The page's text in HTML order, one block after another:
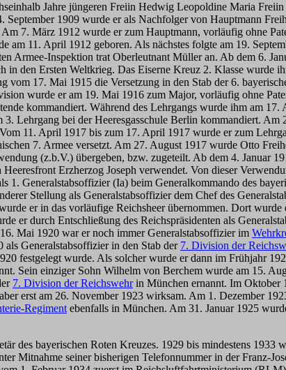
Jahre jüngeren Freiin Hedwig Leopoldine Maria
1909 wurde er als Nachfolger von Hauptmann
7. März 1912 wurde er zum Hauptmann, vorläufig ohne
am 11. April 1912 geboren. Als nächstes folgte am 19.
Armee-Inspektion trat Oberleutnant Müller an. Ab dem 6.
den Ersten Weltkrieg. Das Eiserne Kreuz 2. Klasse wurde
17. Mai 1915 die Versetzung in den Stab der 6.
wurde er am 19. Mai 1916 zum Major, vorläufig ohne
kommandiert. Während des Lehrgangs wurde ihm am
Lehrgang bei der Heeresgasschule Berlin kommandiert.
11. April 1917 bis zum 17. April 1917 wurde er zum
7. Armee versetzt. Am 27. August 1917 wurde Otto
(z.b.V.) übergeben, bzw. zugeteilt. Ab dem 4. Januar
Erzherzog Joseph verwendet. Von dieser
Generalstabsoffizier (Ia) beim Generalkommando des
Stellung als Generalstabsoffizier dem Chef des
er in das vorläufige Reichsheer übernommen. Dort wurde
er durch Entschließung des Reichspräsidenten als
Mai 1920 war er noch immer Generalstabsoffizier im
Generalstabsoffizier in den Stab der 7. Division der
festgelegt wurde. Als solcher wurde er dann im Frühjahr
Sein einziger Sohn Wilhelm von Berchem wurde am 15.
7. Division der Reichswehrin München ernannt. Im Oktober
erst am 26. November 1923 wirksam. Am 1. Dezember
Regiment ebenfalls in München. Am 31. Januar 1925
des bayerischen Roten Kreuzes. 1929 bis mindestens
Mitnahme seiner bisherigen Telefonnummer in der Franz-